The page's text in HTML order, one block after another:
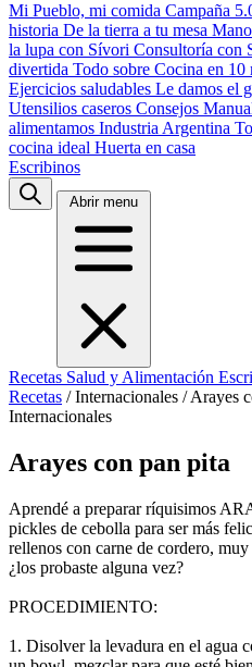
Mi Pueblo, mi comida Campaña
historia De la tierra a tu mesa
la lupa con Sívori Consultoría con
divertida Todo sobre Cocina en 10
Ejercicios saludables Le damos el
Utensilios caseros Consejos
alimentamos Industria Argentina
cocina ideal Huerta en casa
Escribinos
Abrir menu
Recetas Salud y Alimentación
Recetas / Internacionales / Arayes
Internacionales
Arayes con pan pita
Aprendé a preparar ríquisimos
pickles de cebolla para ser más
rellenos con carne de cordero,
¿los probaste alguna vez?
PROCEDIMIENTO:
1. Disolver la levadura en el agua